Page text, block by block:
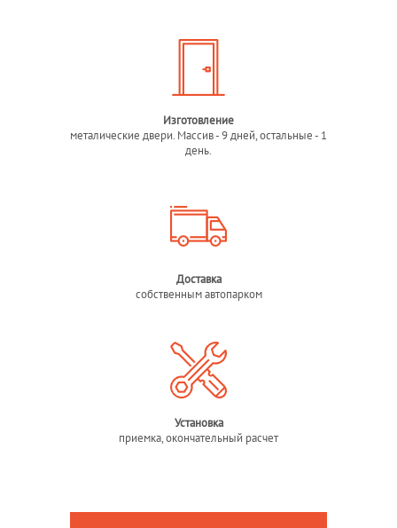
Изготовление
металические двери. Массив - 9 дней, остальные - 1
день.
Доставка
собственным автопарком
Установка
приемка, окончательный расчет